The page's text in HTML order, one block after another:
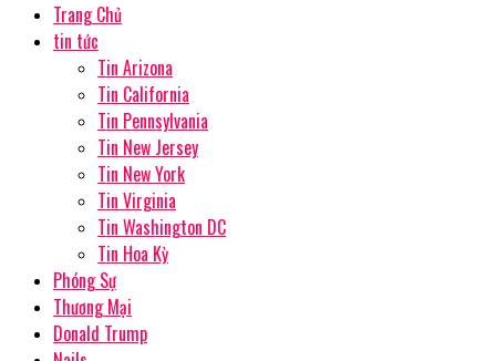
Trang Chủ
tin tức
Tin Arizona
Tin California
Tin Pennsylvania
Tin New Jersey
Tin New York
Tin Virginia
Tin Washington DC
Tin Hoa Kỳ
Phóng Sự
Thương Mại
Donald Trump